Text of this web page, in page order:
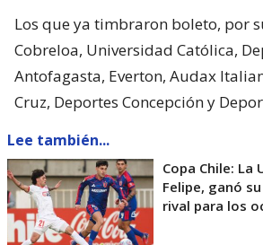
Los que ya timbraron boleto, por
Cobreloa, Universidad Católica,
Antofagasta, Everton, Audax
Cruz, Deportes Concepción y
Lee también...
Copa Chile: La
Felipe, ganó
rival para los